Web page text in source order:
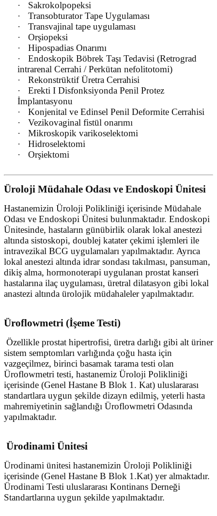
·
Sakrokolpopeksi
·
Transobturator Tape Uygulaması
·
Transvajinal tape uygulaması
·
Orşiopeksi
·
Hipospadias Onarımı
·
Endoskopik Böbrek Taşı Tedavisi (Retrograd
intrarenal Cerrahi / Perkütan nefolitotomi)
·
Rekonstrüktif Üretra Cerrahisi
·
Erekti I Disfonksiyonda Penil Protez
İmplantasyonu
·
Konjenital ve Edinsel Penil Deformite Cerrahisi
·
Vezikovaginal fistül onarımı
·
Mikroskopik varikoselektomi
·
Hidroselektomi
·
Orşiektomi
Üroloji Müdahale Odası ve Endoskopi Ünitesi
Hastanemizin Üroloji Polikliniği içerisinde Müdahale
Odası ve Endoskopi Ünitesi bulunmaktadır. Endoskopi
Ünitesinde, hastaların günübirlik olarak lokal anestezi
altında sistoskopi, doublej katater çekimi işlemleri ile
intravezikal BCG uygulamaları yapılmaktadır. Ayrıca
lokal anestezi altında idrar sondası takılması, pansuman,
dikiş alma, hormonoterapi uygulanan prostat kanseri
hastalarına ilaç uygulaması, üretral dilatasyon gibi lokal
anastezi altında ürolojik müdahaleler yapılmaktadır.
Üroflowmetri (İşeme Testi)
Özellikle prostat hipertrofisi, üretra darlığı gibi alt üriner
sistem semptomları varlığında çoğu hasta için
vazgeçilmez, birinci basamak tarama testi olan
Üroflowmetri testi, hastanemiz Üroloji Polikliniği
içerisinde (Genel Hastane B Blok 1. Kat) uluslararası
standartlara uygun şekilde dizayn edilmiş, yeterli hasta
mahremiyetinin sağlandığı Üroflowmetri Odasında
yapılmaktadır.
Ürodinami Ünitesi
Ürodinami ünitesi hastanemizin Üroloji Polikliniği
içerisinde (Genel Hastane B Blok 1.Kat) yer almaktadır.
Ürodinami Testi uluslararası Kontinans Derneği
Standartlarına uygun şekilde yapılmaktadır.